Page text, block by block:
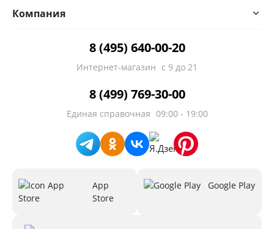
Компания
8 (495) 640-00-20
Интернет-магазин с 9 до 21
8 (499) 769-30-00
Единая справочная 09:00 - 19:00
App
Store
Google Play